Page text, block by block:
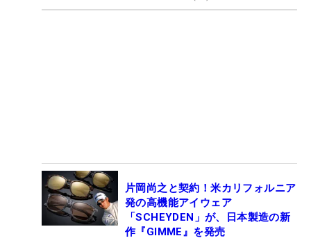
片岡尚之と契約！米カリフォルニア
発の高機能アイウェア
「SCHEYDEN」が、日本製造の新
作『GIMME』を発売